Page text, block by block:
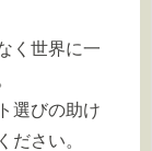
く世界に一
選びの助け
ださい。